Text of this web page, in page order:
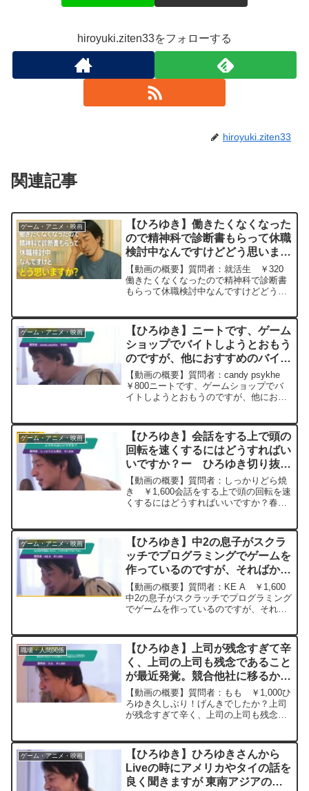
hiroyuki.ziten33をフォローする
hiroyuki.ziten33
関連記事
ゲーム・アニメ・映画
【ひろゆき】働きたくなくなった
ので精神科で診断書もらって休職
検討中なんですけどどう思います
か？ー ひろゆき切り抜き
20251025
【動画の概要】質問者：就活生 ￥320
働きたくなくなったので精神科で診断書
もらって休職検討中なんですけどどう思
き論.Cool Jazz ひろゆきさんの
動画で、...
ゲーム・アニメ・映画
【ひろゆき】ニートです、ゲーム
ショップでバイトしようとおもう
のですが、他におすすめのバイト
などありましたら教えてください
ー ひろゆき切り抜き
20250625
【動画の概要】質問者：candy psykhe
￥800ニートです、ゲームショップでバ
イトしようとおもうのですが、他におす
成功のための教訓。Bière de Meaux...
ゲーム・アニメ・映画
【ひろゆき】会話をする上で頭の
回転を速くするにはどうすればい
いですか？ー ひろゆき切り抜
き 20230318
【動画の概要】質問者：しっかりどら焼
き ￥1,600会話をする上で頭の回転を速
くするにはどうすればいいですか？春か
象的で難しい質問をされるらしく、これ
から漫然と大学生...
ゲーム・アニメ・映画
【ひろゆき】中2の息子がスクラ
ッチでプログラミングでゲームを
作っているのですが、そればかり
で、他の教科を勉強しません、こ
のまま放っておいて良いー ひろ
ゆき切り抜き 20250628
【動画の概要】質問者：KE A ￥1,600
中2の息子がスクラッチでプログラミング
でゲームを作っているのですが、それば
科やらせるべきなのか迷っています、ち
なみにタイプ...
職場・人間関係
【ひろゆき】上司が残念すぎて辛
く、上司の上司も残念であること
が最近発覚。競合他社に移るかど
うかの判断ポイントは賃金以外に
何ですか？ー ひろゆき切り抜
き 20240216
【動画の概要】質問者：もも ￥1,000ひ
ろゆき久しぶり！げんきでしたか？上司
が残念すぎて辛く、上司の上司も残念で
ントは賃金以外に何ですか？元動画：能
登半島に最大同時接続...
ゲーム・アニメ・映画
【ひろゆき】ひろゆきさんから
Liveの時にアメリカやタイの話を
良く聞きますが 東南アジアの最